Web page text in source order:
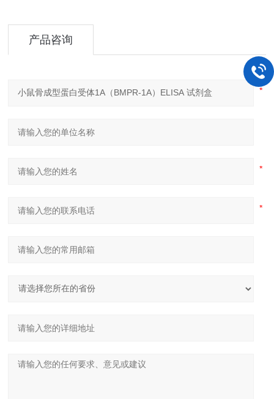
产品咨询